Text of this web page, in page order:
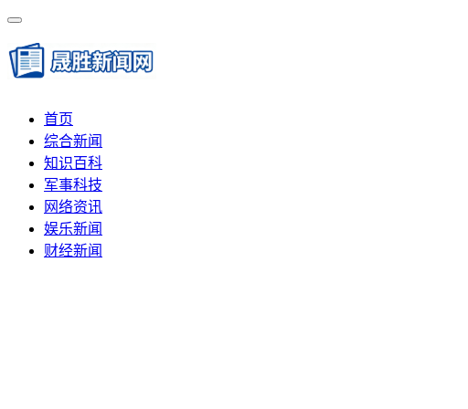
首页
综合新闻
知识百科
军事科技
网络资讯
娱乐新闻
财经新闻